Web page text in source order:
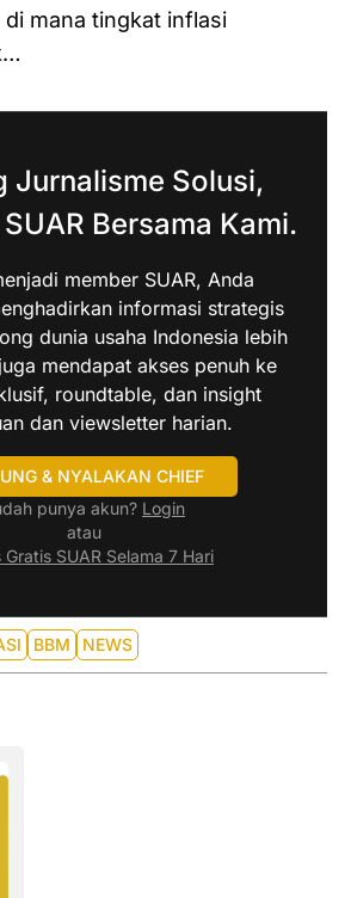
mana tingkat inflasi
Jurnalisme Solusi,
Bersama Kami.
member SUAR, Anda
informasi strategis
dunia usaha Indonesia lebih
mendapat akses penuh ke
roundtable, dan insight
dan viewsletter harian.
& NYALAKAN CHIEF
punya akun? Login
atau
Gratis SUAR Selama 7 Hari
BBM NEWS